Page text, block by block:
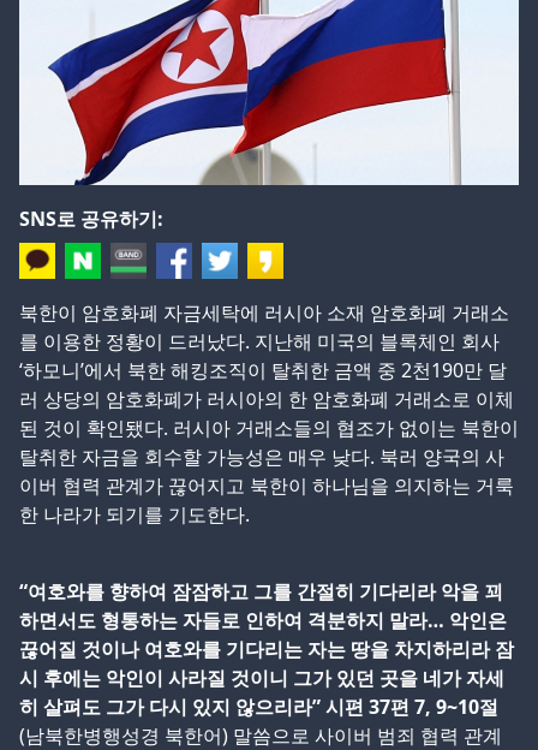
SNS로 공유하기:
북한이 암호화폐 자금세탁에 러시아 소재 암호화폐 거래소
를 이용한 정황이 드러났다. 지난해 미국의 블록체인 회사
‘하모니’에서 북한 해킹조직이 탈취한 금액 중 2천190만 달
러 상당의 암호화폐가 러시아의 한 암호화폐 거래소로 이체
된 것이 확인됐다. 러시아 거래소들의 협조가 없이는 북한이
탈취한 자금을 회수할 가능성은 매우 낮다. 북러 양국의 사
이버 협력 관계가 끊어지고 북한이 하나님을 의지하는 거룩
한 나라가 되기를 기도한다.
“여호와를 향하여 잠잠하고 그를 간절히 기다리라 악을 꾀
하면서도 형통하는 자들로 인하여 격분하지 말라… 악인은
끊어질 것이나 여호와를 기다리는 자는 땅을 차지하리라 잠
시 후에는 악인이 사라질 것이니 그가 있던 곳을 네가 자세
히 살펴도 그가 다시 있지 않으리라” 시편 37편 7, 9~10절
(남북한병행성경 북한어) 말씀으로 사이버 범죄 협력 관계